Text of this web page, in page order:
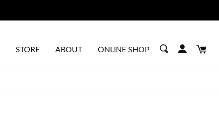
STORE ABOUT ONLINE SHOP